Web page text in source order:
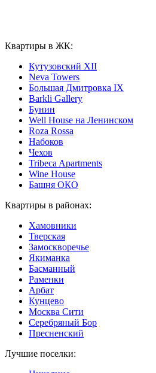
Квартиры в ЖК:
Кутузовский XII
Neva Towers
Большая Дмитровка IX
Barkli Gallery
Бунин
Well House на Ленинском
Roza Rossa
Набоков
Чехов
Tribeca Apartments
Wine House
Башня ОКО
Квартиры в районах:
Хамовники
Тверская
Замоскворечье
Якиманка
Басманный
Раменки
Арбат
Кунцево
Москва Сити
Серебряный Бор
Пресненский
Лучшие поселки: